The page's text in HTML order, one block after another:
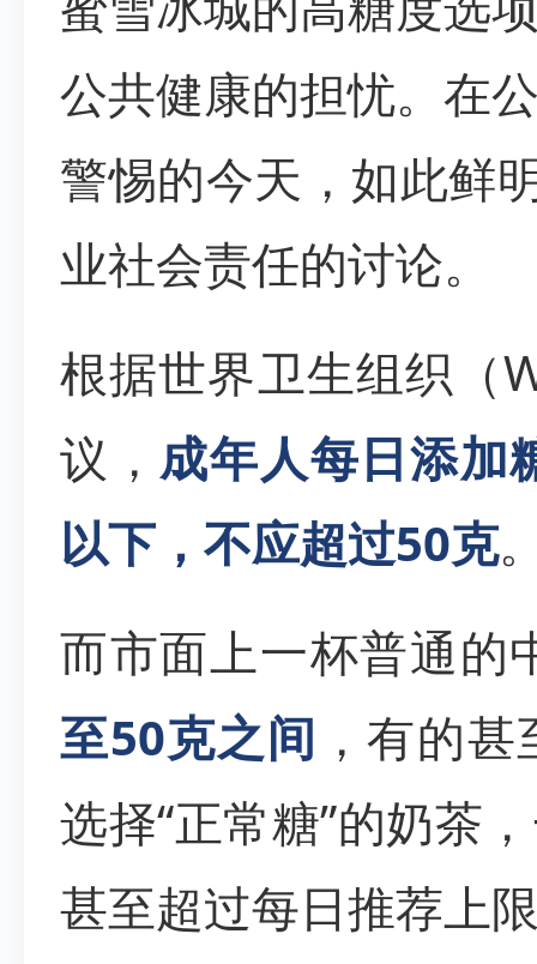
公共健康的担忧。在
警惕的今天，如此鲜
业社会责任的讨论。
根据世界卫生组织（
议，成年人每日添加
以下，不应超过50克
而市面上一杯普通的
至50克之间 ，有的
选择“正常糖”的奶茶
甚至超过每日推荐上